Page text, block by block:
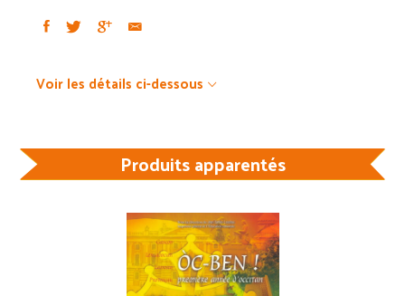
Voir les détails ci-dessous
Produits apparentés